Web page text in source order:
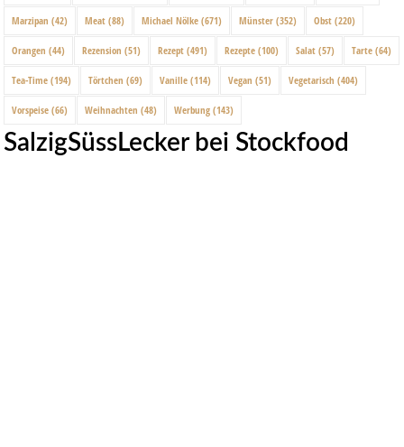
Marzipan (42) Meat (88) Michael Nölke (671) Münster (352) Obst (220)
Orangen (44) Rezension (51) Rezept (491) Rezepte (100) Salat (57) Tarte (64)
Tea-Time (194) Törtchen (69) Vanille (114) Vegan (51) Vegetarisch (404)
Vorspeise (66) Weihnachten (48) Werbung (143)
SalzigSüssLecker bei Stockfood